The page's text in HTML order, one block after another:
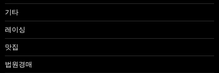
기타
레이싱
맛집
법원경매